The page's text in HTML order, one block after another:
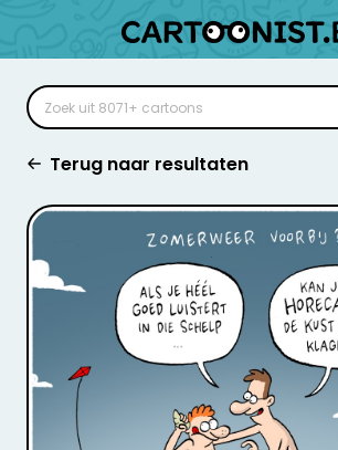
Terug naar resultaten